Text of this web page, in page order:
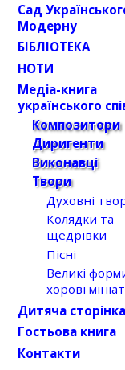
Сад
Модерну
БІБЛІОТЕКА
НОТИ
Медіа-книга
українського
Композитори
Диригенти
Виконавці
Твори
Духовні
Колядки та
щедрівки
Пісні
Великі
хорові
Дитяча сторінка
Гостьова книга
Контакти